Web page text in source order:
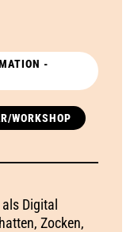
-
WORKSHOP
Digital
Zocken,